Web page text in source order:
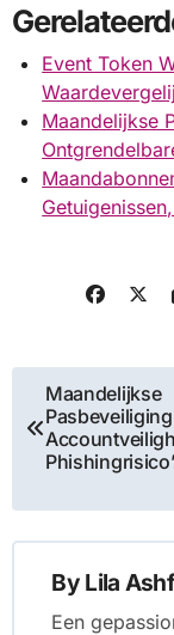
Event Token
Maandelijkse
Post
navigation
Maandelijkse
By Lila
Een